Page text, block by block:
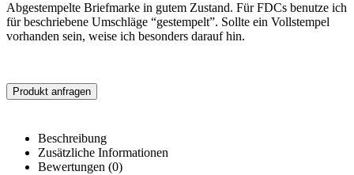
Abgestempelte Briefmarke in gutem Zustand. Für FDCs benutze ich
für beschriebene Umschläge “gestempelt”. Sollte ein Vollstempel
vorhanden sein, weise ich besonders darauf hin.
Produkt anfragen
Beschreibung
Zusätzliche Informationen
Bewertungen (0)